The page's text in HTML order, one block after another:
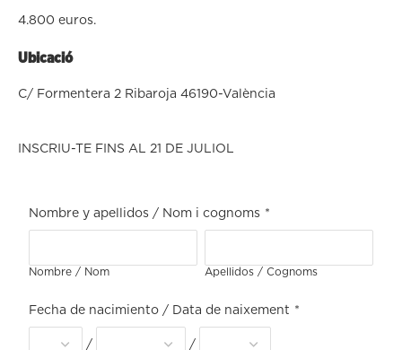
4.800 euros.
Ubicació
C/ Formentera 2 Ribaroja 46190-València
INSCRIU-TE FINS AL 21 DE JULIOL
Nombre y apellidos / Nom i cognoms *
Nombre / Nom Apellidos / Cognoms
Fecha de nacimiento / Data de naixement *
/ /